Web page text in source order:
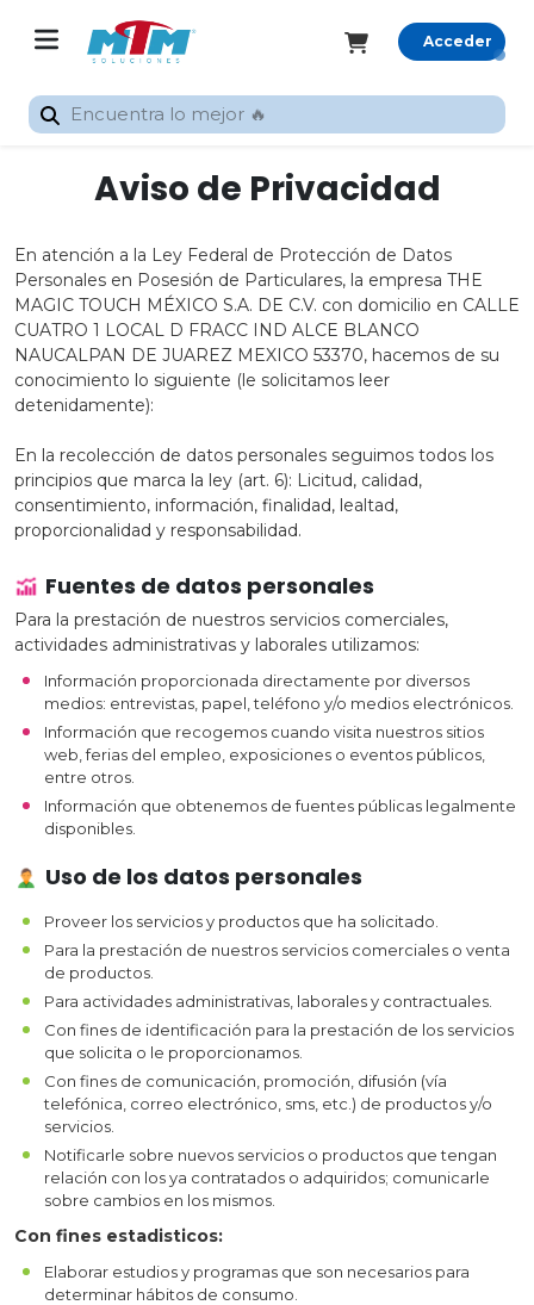
Registrarme
Inicio
pedido
Categorías
Promocionales
Gran
Formato
Sublimación
Silhouette
Transfer
Paquetes y
promociones
Versiflex
Ayuda
Garantías
Política
envíos
Acceder
Aviso de Privacidad
En atención a la Ley Federal de Protección de Datos
Personales en Posesión de Particulares, la empresa THE
MAGIC TOUCH MÉXICO S.A. DE C.V. con domicilio en CALLE
CUATRO 1 LOCAL D FRACC IND ALCE BLANCO
NAUCALPAN DE JUAREZ MEXICO 53370, hacemos de su
conocimiento lo siguiente (le solicitamos leer
detenidamente):
En la recolección de datos personales seguimos todos los
principios que marca la ley (art. 6): Licitud, calidad,
consentimiento, información, finalidad, lealtad,
proporcionalidad y responsabilidad.
Fuentes de datos personales
Para la prestación de nuestros servicios comerciales,
actividades administrativas y laborales utilizamos:
Información proporcionada directamente por diversos
medios: entrevistas, papel, teléfono y/o medios electrónicos.
Información que recogemos cuando visita nuestros sitios
web, ferias del empleo, exposiciones o eventos públicos,
entre otros.
Información que obtenemos de fuentes públicas legalmente
disponibles.
Uso de los datos personales
Proveer los servicios y productos que ha solicitado.
Para la prestación de nuestros servicios comerciales o venta
de productos.
Para actividades administrativas, laborales y contractuales.
Con fines de identificación para la prestación de los servicios
que solicita o le proporcionamos.
Con fines de comunicación, promoción, difusión (vía
telefónica, correo electrónico, sms, etc.) de productos y/o
servicios.
Notificarle sobre nuevos servicios o productos que tengan
relación con los ya contratados o adquiridos; comunicarle
sobre cambios en los mismos.
Con fines estadisticos:
Elaborar estudios y programas que son necesarios para
determinar hábitos de consumo.